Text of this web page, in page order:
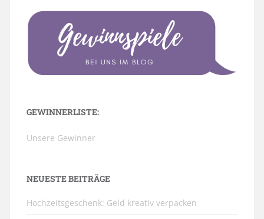
GEWINNERLISTE:
Unsere Gewinner
NEUESTE BEITRÄGE
Hochzeitsgeschenk: Geld kreativ verpacken